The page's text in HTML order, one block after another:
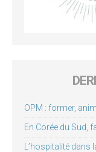
OPM : former,
En Corée du Sud,
L’hospitalité dans